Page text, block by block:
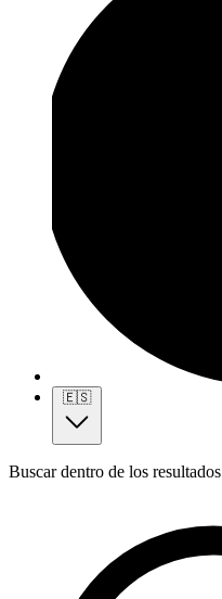
🇪🇸
Buscar dentro de los resultados